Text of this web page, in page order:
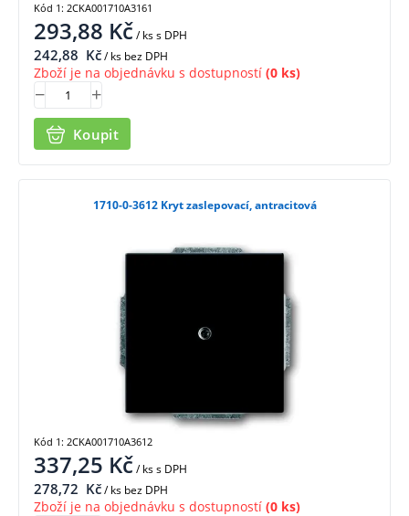
293,88 Kč/ kss DPH
242,88 Kč/ ks bez DPH
Zboží je na objednávku s dostupností (0 ks)
Koupit
Kód 1: 2CKA001710A3161
1710-0-3612 Kryt zaslepovací, antracitová
337,25 Kč/ kss DPH
278,72 Kč/ ks bez DPH
Zboží je na objednávku s dostupností (0 ks)
Kód 1: 2CKA001710A3612